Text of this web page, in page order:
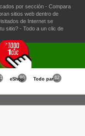
por sección - Compara
sitios web dentro de
de Internet se
sitio? - Todo a un clic de
eShop
80 Todo para la Mujer
62